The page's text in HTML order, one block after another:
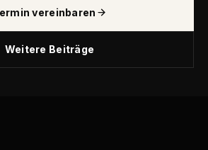
vereinbaren
Weitere Beiträge